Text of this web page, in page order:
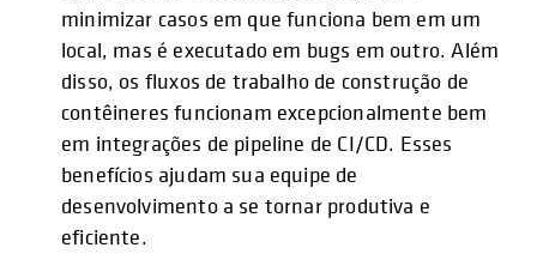
minimizar casos em que funciona bem em um
local, mas é executado em bugs em outro. Além
disso, os fluxos de trabalho de construção de
contêineres funcionam excepcionalmente bem
em integrações de pipeline de CI/CD. Esses
benefícios ajudam sua equipe de
desenvolvimento a se tornar produtiva e
eficiente.